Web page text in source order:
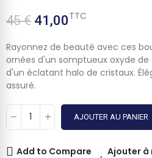
45 € 41,00TTC
Rayonnez de beauté avec ces
ornées d'un somptueux oxyde
d'un éclatant halo de cristaux.
assuré.
AJOUTER AU PANIER
Add to Compare
Ajouter à